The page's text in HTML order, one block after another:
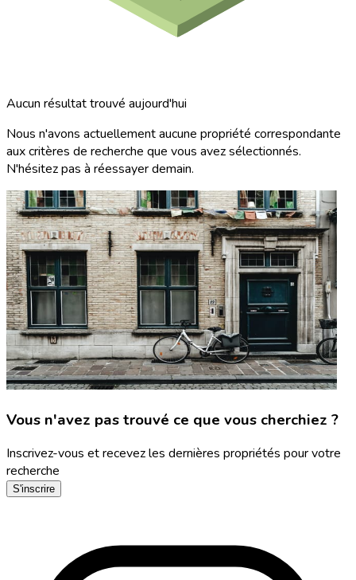
Aucun résultat trouvé aujourd'hui
Nous n'avons actuellement aucune propriété correspondante
aux critères de recherche que vous avez sélectionnés.
N'hésitez pas à réessayer demain.
Vous n'avez pas trouvé ce que vous cherchiez ?
Inscrivez-vous et recevez les dernières propriétés pour votre
recherche
S'inscrire